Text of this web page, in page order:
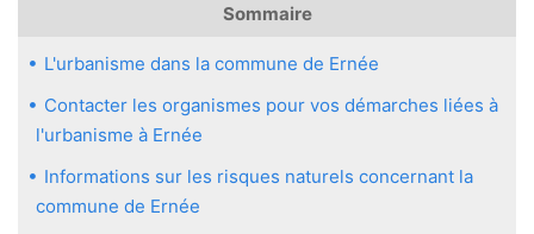
Sommaire
L'urbanisme dans la commune de Ernée
Contacter les organismes pour vos démarches liées à
l'urbanisme à Ernée
Informations sur les risques naturels concernant la
commune de Ernée